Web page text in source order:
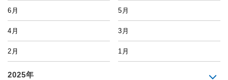
6月 5月
4月 3月
2月 1月
2025年